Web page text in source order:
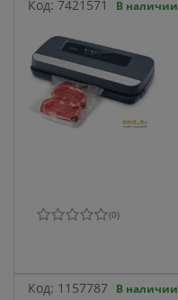
Код: 7421571 В наличии
(0)
Код: 1157787 В наличии